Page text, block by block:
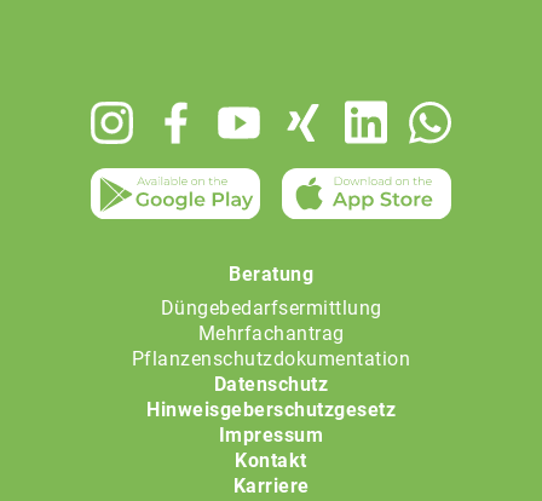
Beratung
Düngebedarfsermittlung
Mehrfachantrag
Pflanzenschutzdokumentation
Datenschutz
Hinweisgeberschutzgesetz
Impressum
Kontakt
Karriere